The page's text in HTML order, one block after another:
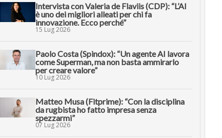
Intervista con Valeria de Flaviis (CDP): “L’AI
è uno dei migliori alleati per chi fa
innovazione. Ecco perché”
15 Lug 2026
Paolo Costa (Spindox): “Un agente AI lavora
come Superman, ma non basta ammirarlo
per creare valore”
10 Lug 2026
Matteo Musa (Fitprime): “Con la disciplina
da rugbista ho fatto impresa senza
spezzarmi”
07 Lug 2026